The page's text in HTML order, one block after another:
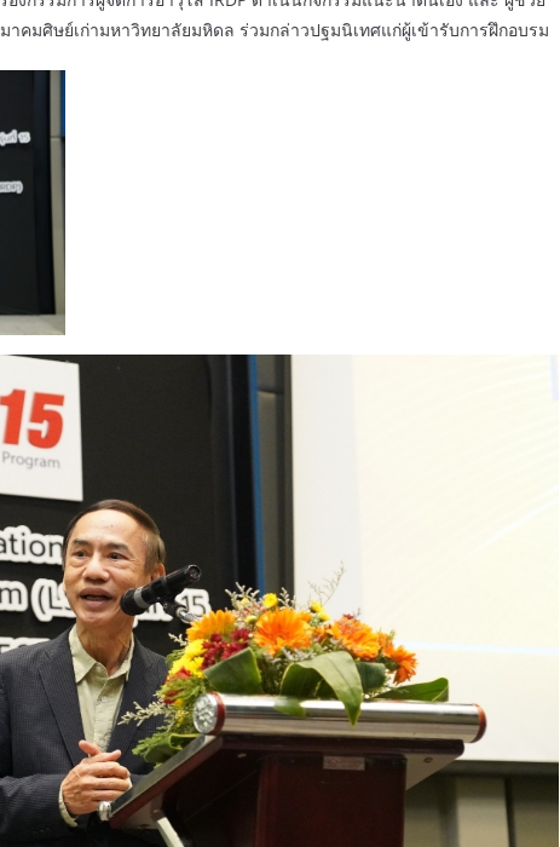
คมศิษย์เก่ามหาวิทยาลัยมหิดล ร่วมกล่าวปฐมนิเทศแก่ผู้เข้ารับการฝึกอบรม